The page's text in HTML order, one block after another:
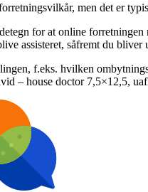
men det er
for at online
assisteret, såfremt du
f.eks. hvilken
– house doctor 7,5×12,5,